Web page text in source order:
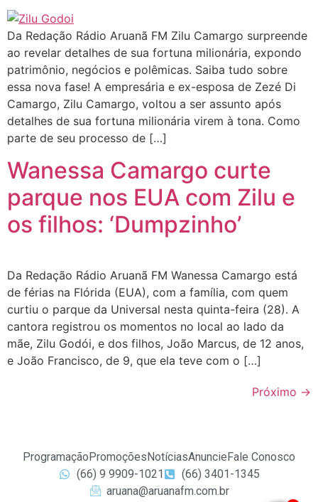
Da Redação Rádio Aruanã FM Zilu Camargo surpreende
ao revelar detalhes de sua fortuna milionária, expondo
patrimônio, negócios e polêmicas. Saiba tudo sobre
essa nova fase! A empresária e ex-esposa de Zezé Di
Camargo, Zilu Camargo, voltou a ser assunto após
detalhes de sua fortuna milionária virem à tona. Como
parte de seu processo de […]
Wanessa Camargo curte
parque nos EUA com Zilu e
os filhos: ‘Dumpzinho’
Da Redação Rádio Aruanã FM Wanessa Camargo está
de férias na Flórida (EUA), com a família, com quem
curtiu o parque da Universal nesta quinta-feira (28). A
cantora registrou os momentos no local ao lado da
mãe, Zilu Godói, e dos filhos, João Marcus, de 12 anos,
e João Francisco, de 9, que ela teve com o […]
Próximo →
ProgramaçãoPromoçõesNotíciasAnuncieFale Conosco
(66) 9 9909-1021
(66) 3401-1345
aruana@aruanafm.com.br